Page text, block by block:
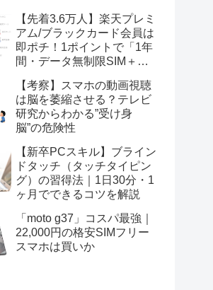
【先着3.6万人】楽天プレミ
アム/ブラックカード会員は
即ポチ！1ポイントで「1年
間・データ無制限SIM＋ル
ペーンを解説
【考察】スマホの動画視聴
は脳を萎縮させる？テレビ
研究からわかる”受け身
脳”の危険性
【新卒PCスキル】ブライン
ドタッチ（タッチタイピン
グ）の習得法｜1日30分・1
ヶ月でできるコツを解説
「moto g37」コスパ最強｜
22,000円の格安SIMフリー
スマホは買いか